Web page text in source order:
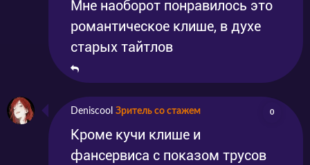
Мне наоборот понравилось это
романтическое клише, в духе
старых тайтлов
Deniscool Зритель со стажем 0
Кроме кучи клише и
фансервиса с показом трусов